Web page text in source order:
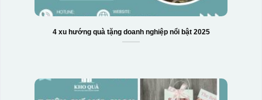
4 xu hướng quà tặng doanh nghiệp nổi bật 2025